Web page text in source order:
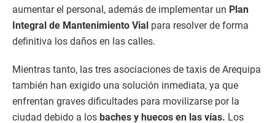
aumentar el personal, además de implementar un Plan
Integral de Mantenimiento Vial para resolver de forma
definitiva los daños en las calles.
Mientras tanto, las tres asociaciones de taxis de Arequipa
también han exigido una solución inmediata, ya que
enfrentan graves dificultades para movilizarse por la
ciudad debido a los baches y huecos en las vías. Los